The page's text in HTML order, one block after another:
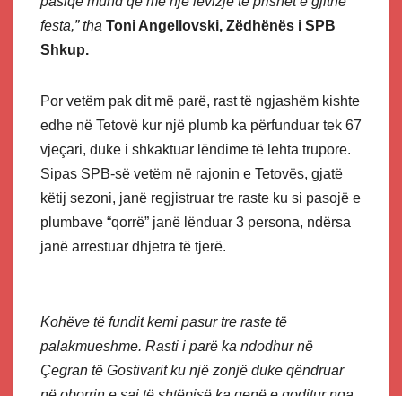
festa,” tha Toni Angellovski, Zëdhënës i SPB
Shkup.
Por vetëm pak dit më parë, rast të ngjashëm kishte
edhe në Tetovë kur një plumb ka përfunduar tek 67
vjeçari, duke i shkaktuar lëndime të lehta trupore.
Sipas SPB-së vetëm në rajonin e Tetovës, gjatë
këtij sezoni, janë regjistruar tre raste ku si pasojë e
plumbave “qorrë” janë lënduar 3 persona, ndërsa
janë arrestuar dhjetra të tjerë.
Kohëve të fundit kemi pasur tre raste të
palakmueshme. Rasti i parë ka ndodhur në
Çegran të Gostivarit ku një zonjë duke qëndruar